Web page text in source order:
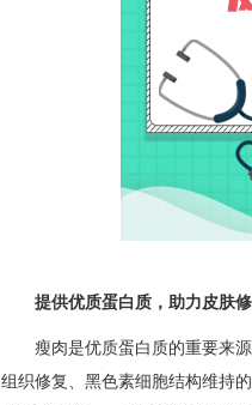
提供优质蛋白质，助力皮肤修
瘦肉是优质蛋白质的重要来源
组织修复、黑色素细胞结构维持